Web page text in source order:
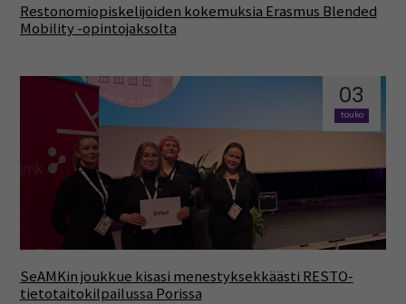
Restonomiopiskelijoiden kokemuksia Erasmus Blended
Mobility -opintojaksolta
03
touko
SeAMKin joukkue kisasi menestyksekkäästi RESTO-
tietotaitokilpailussa Porissa